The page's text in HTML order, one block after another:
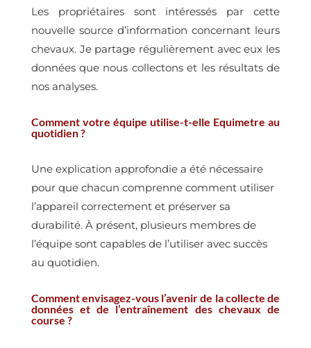
Les propriétaires sont intéressés par cette
nouvelle source d’information concernant leurs
chevaux. Je partage régulièrement avec eux les
données que nous collectons et les résultats de
nos analyses.
Comment votre équipe utilise-t-elle Equimetre au
quotidien ?
Une explication approfondie a été nécessaire
pour que chacun comprenne comment utiliser
l’appareil correctement et préserver sa
durabilité. À présent, plusieurs membres de
l’équipe sont capables de l’utiliser avec succès
au quotidien.
Comment envisagez-vous l’avenir de la collecte de
données et de l’entraînement des chevaux de
course ?